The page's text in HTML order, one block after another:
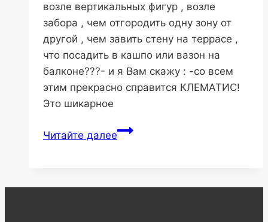
возле вертикальных фигур , возле
забора , чем отгородить одну зону от
другой , чем завить стену на террасе ,
что посадить в кашпо или вазон на
балконе???- и я Вам скажу : -со всем
этим прекрасно справится КЛЕМАТИС!
Это шикарное
Читайте далееКЛЕМАТИСЫ